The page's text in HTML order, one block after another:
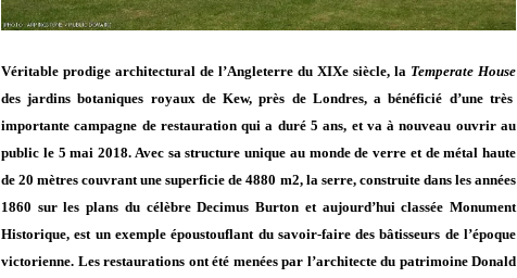
Véritable prodige architectural de l’Angleterre du XIXe siècle, la Temperate House
des jardins botaniques royaux de Kew, près de Londres, a bénéficié d’une très
importante campagne de restauration qui a duré 5 ans, et va à nouveau ouvrir au
public le 5 mai 2018. Avec sa structure unique au monde de verre et de métal haute
de 20 mètres couvrant une superficie de 4880 m2, la serre, construite dans les années
1860 sur les plans du célèbre Decimus Burton et aujourd’hui classée Monument
Historique, est un exemple époustouflant du savoir-faire des bâtisseurs de l’époque
victorienne. Les restaurations ont été menées par l’architecte du patrimoine Donald